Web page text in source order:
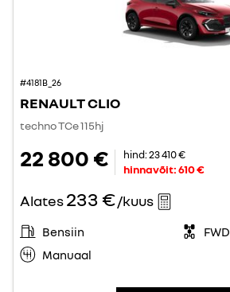
#4181B_26
RENAULT CLIO
techno TCe 115hj
22 800 € hind:23 410 €
hinnavõit:610 €
Alates233 €/kuus
Bensiin
FWD
Manuaal